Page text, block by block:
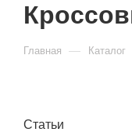
Главная — Каталог
Статьи